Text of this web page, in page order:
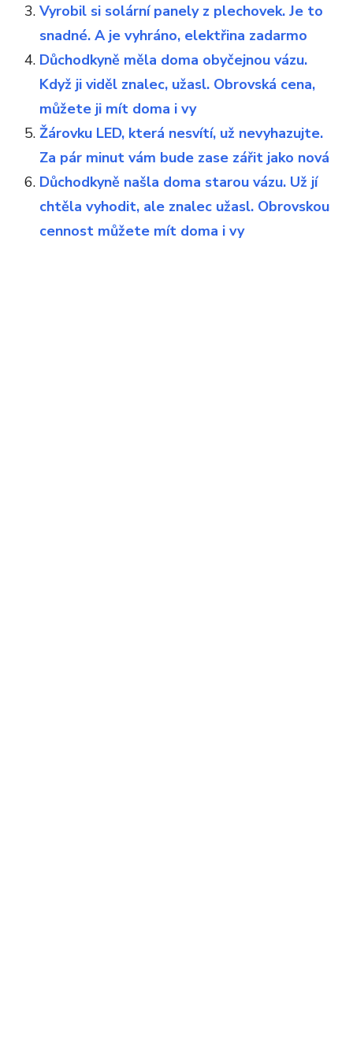
Vyrobil si solární panely z plechovek. Je to
snadné. A je vyhráno, elektřina zadarmo
Důchodkyně měla doma obyčejnou vázu.
Když ji viděl znalec, užasl. Obrovská cena,
můžete ji mít doma i vy
Žárovku LED, která nesvítí, už nevyhazujte.
Za pár minut vám bude zase zářit jako nová
Důchodkyně našla doma starou vázu. Už jí
chtěla vyhodit, ale znalec užasl. Obrovskou
cennost můžete mít doma i vy